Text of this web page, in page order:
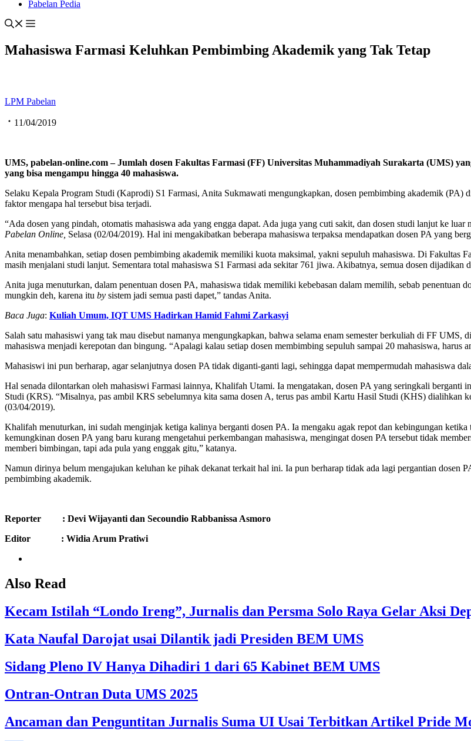
Pabelan Pedia
Mahasiswa Farmasi Keluhkan Pembimbing Akademik yang Tak Tetap
LPM Pabelan
11/04/2019
UMS, pabelan-online.com – Jumlah dosen Fakultas Farmasi (FF) Universitas Muhammadiyah Surakarta (UMS)
yang bisa mengampu hingga 40 mahasiswa.
Selaku Kepala Program Studi (Kaprodi) S1 Farmasi, Anita Sukmawati mengungkapkan, dosen pembimbing akademik (PA)
faktor mengapa hal tersebut bisa terjadi.
“Ada dosen yang pindah, otomatis mahasiswa ada yang engga dapat. Ada juga yang cuti sakit, dan dosen studi lanjut ke
Pabelan Online, Selasa (02/04/2019). Hal ini mengakibatkan beberapa mahasiswa terpaksa mendapatkan dosen PA yang
Anita menambahkan, setiap dosen pembimbing akademik memiliki kuota maksimal, yakni sepuluh mahasiswa. Di Fakultas
masih menjalani studi lanjut. Sementara total mahasiswa S1 Farmasi ada sekitar 761 jiwa. Akibatnya, semua dosen dijadikan
Anita juga menuturkan, dalam penentuan dosen PA, mahasiswa tidak memiliki kebebasan dalam memilih, sebab penentuan
mungkin deh, karena itu by sistem jadi semua pasti dapet,” tandas Anita.
Baca Juga: Kuliah Umum, IQT UMS Hadirkan Hamid Fahmi Zarkasyi
Salah satu mahasiswi yang tak mau disebut namanya mengungkapkan, bahwa selama enam semester berkuliah di FF
mahasiswa menjadi kerepotan dan bingung. “Apalagi kalau setiap dosen membimbing sepuluh sampai 20 mahasiswa, harus
Mahasiswi ini pun berharap, agar selanjutnya dosen PA tidak diganti-ganti lagi, sehingga dapat mempermudah mahasiswa
Hal senada dilontarkan oleh mahasiswi Farmasi lainnya, Khalifah Utami. Ia mengatakan, dosen PA yang seringkali berganti
Studi (KRS). “Misalnya, pas ambil KRS sebelumnya kita sama dosen A, terus pas ambil Kartu Hasil Studi (KHS) dialihkan
(03/04/2019).
Khalifah menuturkan, ini sudah menginjak ketiga kalinya berganti dosen PA. Ia mengaku agak repot dan kebingungan
kemungkinan dosen PA yang baru kurang mengetahui perkembangan mahasiswa, mengingat dosen PA tersebut tidak
memberi bimbingan, tapi ada pula yang enggak gitu,” katanya.
Namun dirinya belum mengajukan keluhan ke pihak dekanat terkait hal ini. Ia pun berharap tidak ada lagi pergantian dosen
pembimbing akademik.
Reporter : Devi Wijayanti dan Secoundio Rabbanissa Asmoro
Editor : Widia Arum Pratiwi
Also Read
Kecam Istilah “Londo Ireng”, Jurnalis dan Persma Solo Raya Gelar Aksi
Kata Naufal Darojat usai Dilantik jadi Presiden BEM UMS
Sidang Pleno IV Hanya Dihadiri 1 dari 65 Kabinet BEM UMS
Ontran-Ontran Duta UMS 2025
Ancaman dan Penguntitan Jurnalis Suma UI Usai Terbitkan Artikel Pride